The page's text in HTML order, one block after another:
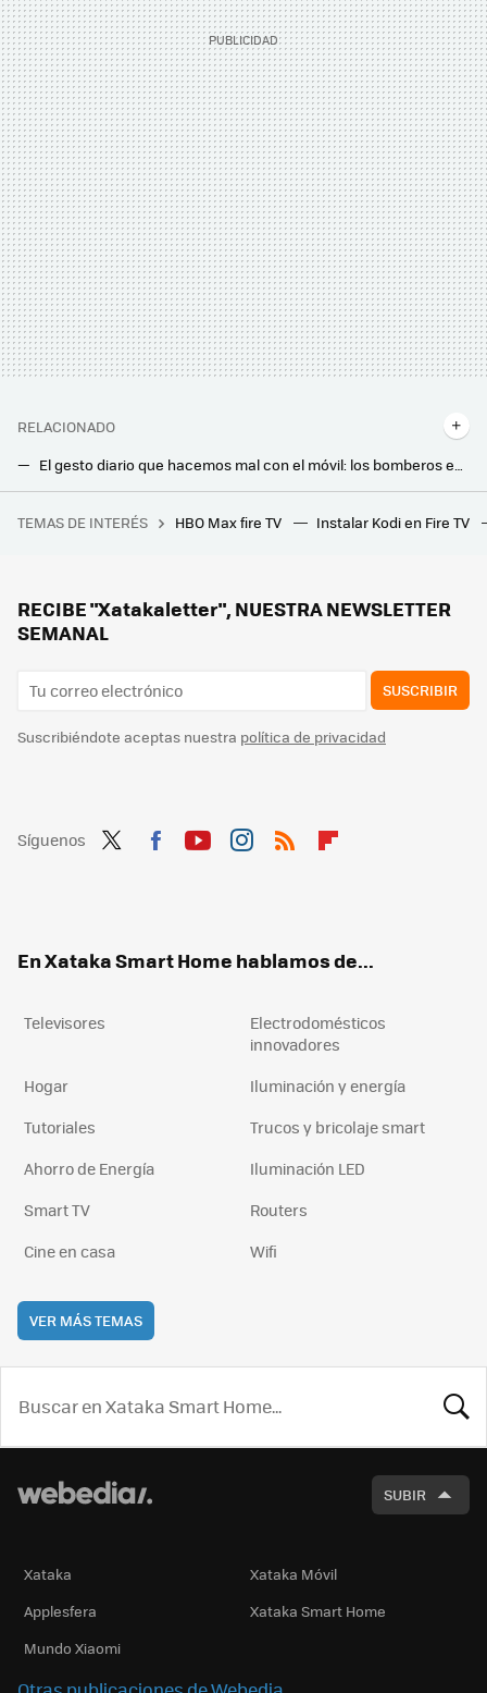
RELACIONADO
El gesto diario que hacemos mal con el móvil: los bomberos explican cómo cargarlo sin peligro
Un ayuntamiento catalán multó a un particular por "talar unos árboles". Han descubierto una red internacional de tráfico ilegal de basuras
TEMAS DE INTERÉS HBO Max fire TV Instalar Kodi en Fire TV
RECIBE "Xatakaletter", NUESTRA NEWSLETTER
SEMANAL
SUSCRIBIR
Suscribiéndote aceptas nuestra política de privacidad
Síguenos
En Xataka Smart Home hablamos de...
Televisores
Electrodomésticos
innovadores
Hogar
Iluminación y energía
Tutoriales
Trucos y bricolaje smart
Ahorro de Energía
Iluminación LED
Smart TV
Routers
Cine en casa
Wifi
VER MÁS TEMAS
SUBIR
Xataka
Xataka Móvil
Applesfera
Xataka Smart Home
Mundo Xiaomi